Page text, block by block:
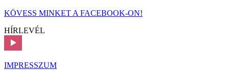
KÖVESS MINKET A FACEBOOK-ON!
HÍRLEVÉL
IMPRESSZUM